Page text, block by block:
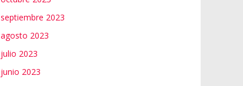
septiembre 2023
agosto 2023
julio 2023
junio 2023